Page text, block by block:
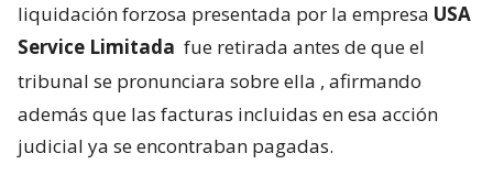
liquidación forzosa presentada por la empresa USA
Service Limitada fue retirada antes de que el
tribunal se pronunciara sobre ella , afirmando
además que las facturas incluidas en esa acción
judicial ya se encontraban pagadas.